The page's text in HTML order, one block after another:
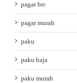
pagar brc
pagar murah
paku
paku baja
paku murah